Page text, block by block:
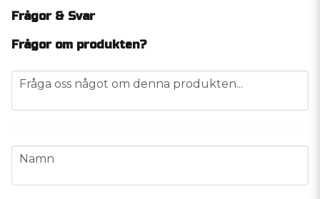
Frågor & Svar
Frågor om produkten?
question
Fråga oss något om denna produkten...
name
Namn